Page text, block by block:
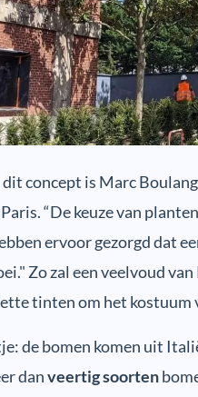
dit concept is Marc
“De keuze van
ervoor gezorgd dat
Zo zal een veelvoud
tinten om het kostuum
de bomen komen uit
danveertig soorten